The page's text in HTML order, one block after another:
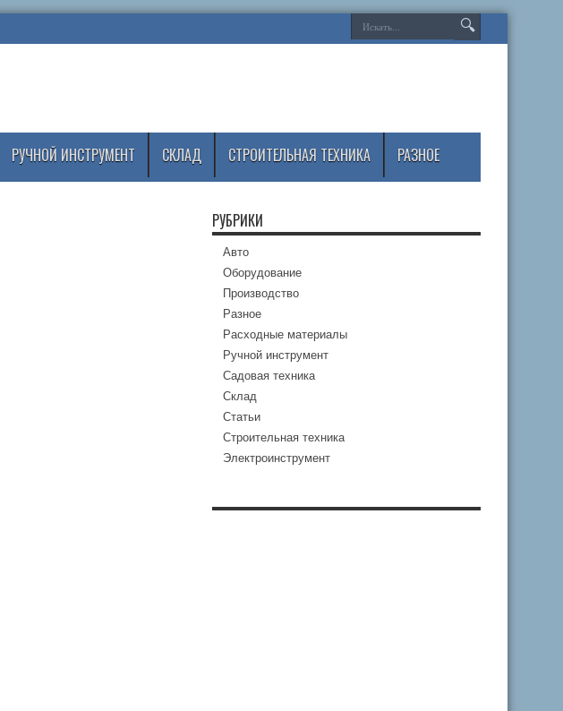
РУЧНОЙ ИНСТРУМЕНТ СКЛАД СТРОИТЕЛЬНАЯ ТЕХНИКА РАЗНОЕ
РУБРИКИ
Авто
Оборудование
Производство
Разное
Расходные материалы
Ручной инструмент
Садовая техника
Склад
Статьи
Строительная техника
Электроинструмент